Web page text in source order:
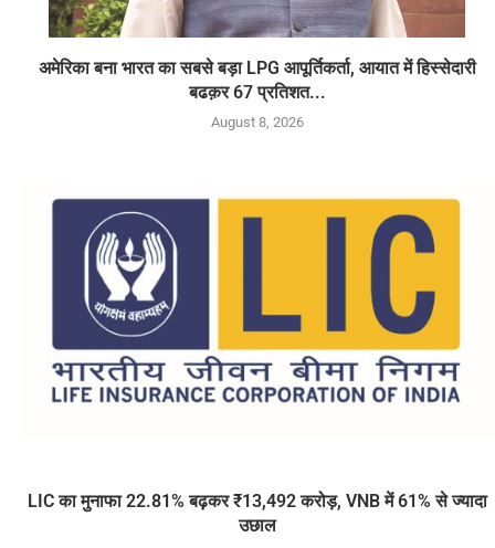
अमेरिका बना भारत का सबसे बड़ा LPG आपूर्तिकर्ता, आयात में हिस्सेदारी
बढक़र 67 प्रतिशत...
August 8, 2026
LIC का मुनाफा 22.81% बढ़कर ₹13,492 करोड़, VNB में 61% से ज्यादा
उछाल